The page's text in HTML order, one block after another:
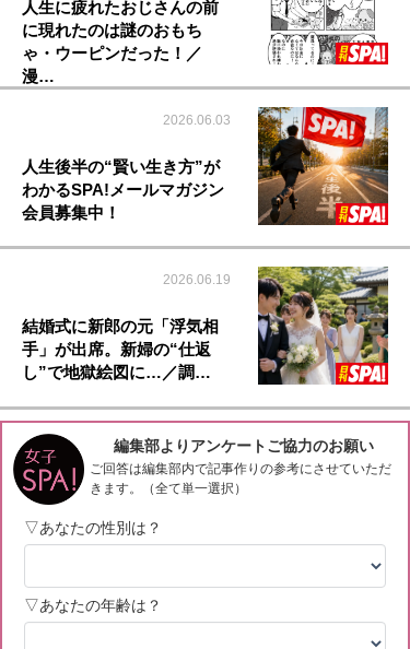
人生に疲れたおじさんの前
に現れたのは謎のおもち
ゃ・ウーピンだった！／
漫…
2026.06.03
人生後半の“賢い生き方”が
わかるSPA!メールマガジン
会員募集中！
2026.06.19
結婚式に新郎の元「浮気相
手」が出席。新婦の“仕返
し”で地獄絵図に…／調…